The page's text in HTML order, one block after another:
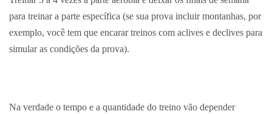
para treinar a parte específica (se sua prova incluir montanhas, por
exemplo, você tem que encarar treinos com aclives e declives para
simular as condições da prova).
Na verdade o tempo e a quantidade do treino vão depender